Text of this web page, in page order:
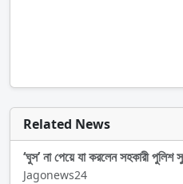
Related News
‘ঘুস’ না পেয়ে যা করলেন সহকারী পুলিশ
Jagonews24